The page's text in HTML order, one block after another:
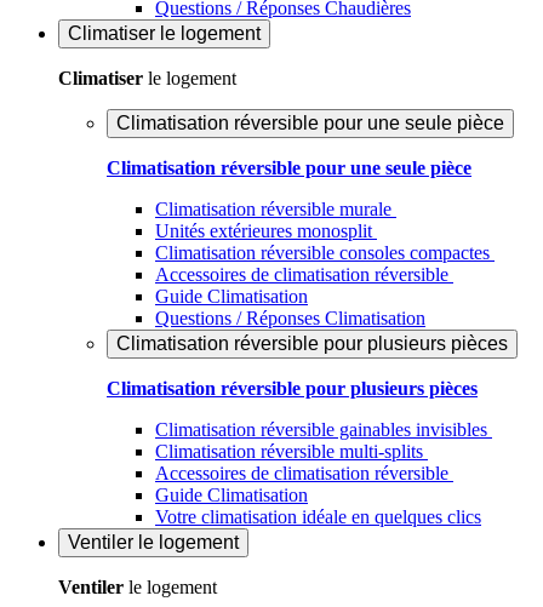
Questions / Réponses Chaudières
Climatiser le logement
Climatiser le logement
Climatisation réversible pour une seule pièce
Climatisation réversible pour une seule pièce
Climatisation réversible murale
Unités extérieures monosplit
Climatisation réversible consoles compactes
Accessoires de climatisation réversible
Guide Climatisation
Questions / Réponses Climatisation
Climatisation réversible pour plusieurs pièces
Climatisation réversible pour plusieurs pièces
Climatisation réversible gainables invisibles
Climatisation réversible multi-splits
Accessoires de climatisation réversible
Guide Climatisation
Votre climatisation idéale en quelques clics
Ventiler le logement
Ventiler le logement